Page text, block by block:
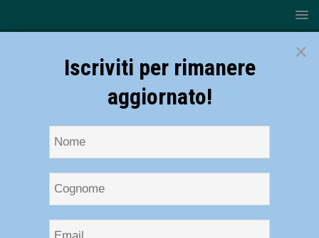
×
Iscriviti per rimanere
aggiornato!